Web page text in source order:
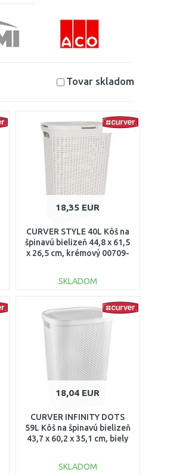
Tovar skladom
18,35 EUR
CURVER STYLE 40L Kôš na
špinavú bielizeň 44,8 x 61,5
x 26,5 cm, krémový 00709-
SKLADOM
DO KOŠÍKA
Porovnať
18,04 EUR
CURVER INFINITY DOTS
59L Kôš na špinavú bielizeň
43,7 x 60,2 x 35,1 cm, biely
SKLADOM